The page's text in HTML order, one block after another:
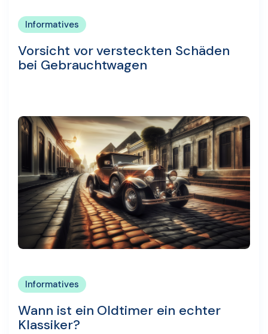
Informatives
Vorsicht vor versteckten Schäden
bei Gebrauchtwagen
Informatives
Wann ist ein Oldtimer ein echter
Klassiker?